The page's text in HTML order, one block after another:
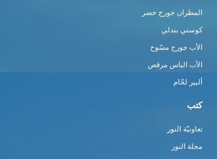
المطران جورج خضر
كوستي بندلي
الأب جورج مسّوح
الأب الياس مرقص
ألبير لحّام
كتب
تعاونيّة النور
مجلة النور